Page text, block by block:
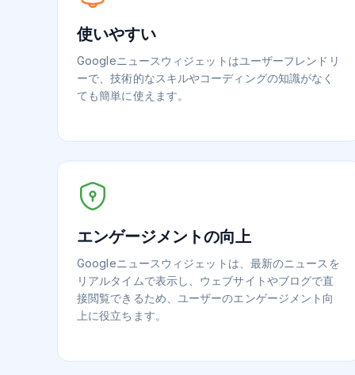
使いやすい
Googleニュースウィジェットはユーザーフレンドリ
ーで、技術的なスキルやコーディングの知識がなく
ても簡単に使えます。
エンゲージメントの向上
Googleニュースウィジェットは、最新のニュースを
リアルタイムで表示し、ウェブサイトやブログで直
接閲覧できるため、ユーザーのエンゲージメント向
上に役立ちます。